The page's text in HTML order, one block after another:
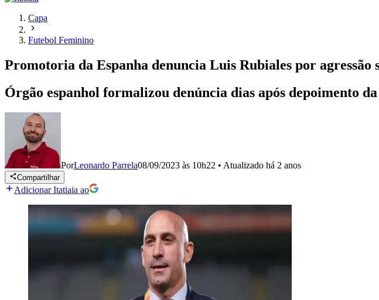
Capa
Futebol Feminino
Promotoria da Espanha denuncia Luis Rubiales por agressão
Órgão espanhol formalizou denúncia dias após depoimento
PorLeonardo Parrela08/09/2023 às 10h22 • Atualizado há 2 anos
Compartilhar
Adicionar Itatiaia ao